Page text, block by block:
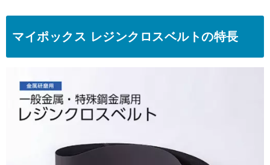
マイポックス レジンクロスベルトの特長